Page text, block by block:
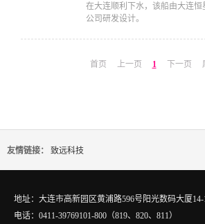
在大连顺利下水，该船由大连恒
公司研发设计。
首页 上一页 1 下一页
友情链接： 致远科技
地址：大连市高新园区黄浦路596号阳光数码大厦14-
电话：0411-39769101-800（819、820、811）